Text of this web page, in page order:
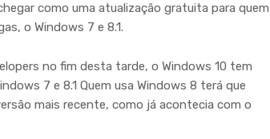
como uma atualização gratuita para quem
o Windows 7 e 8.1.
no fim desta tarde, o Windows 10 tem
7 e 8.1 Quem usa Windows 8 terá que
mais recente, como já acontecia com o